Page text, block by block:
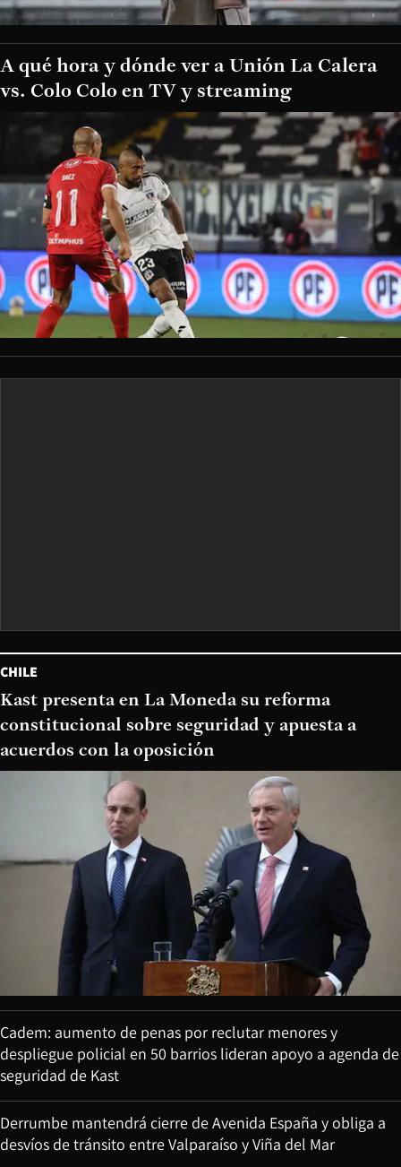
A qué hora y dónde ver a Unión La Calera
vs. Colo Colo en TV y streaming
CHILE
Kast presenta en La Moneda su reforma
constitucional sobre seguridad y apuesta a
acuerdos con la oposición
Cadem: aumento de penas por reclutar menores y
despliegue policial en 50 barrios lideran apoyo a agenda de
seguridad de Kast
Derrumbe mantendrá cierre de Avenida España y obliga a
desvíos de tránsito entre Valparaíso y Viña del Mar